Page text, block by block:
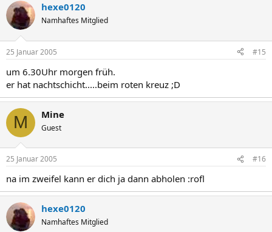
hexe0120
Namhaftes Mitglied
25 Januar 2005 #15
um 6.30Uhr morgen früh.
er hat nachtschicht.....beim roten kreuz ;D
M Mine
Guest
25 Januar 2005 #16
na im zweifel kann er dich ja dann abholen :rofl
hexe0120
Namhaftes Mitglied